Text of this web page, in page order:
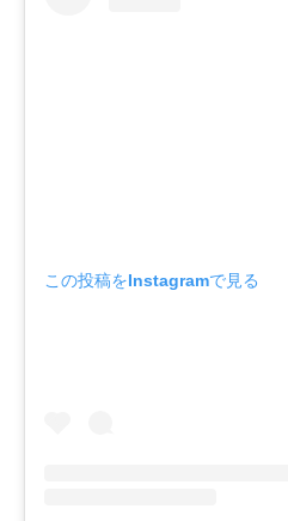
この投稿をInstagramで見る